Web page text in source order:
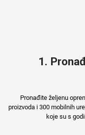
1.
Pronađite željenu
proizvoda i 300 mobilnih
koje su s
Gaming motivi